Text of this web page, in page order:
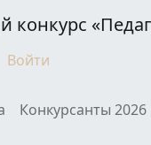
конкурс
Войти
Конкурсанты 2026